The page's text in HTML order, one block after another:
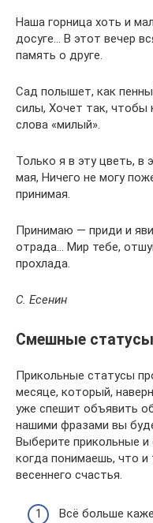
Наша горница хоть и
досуге… В этот вечер
память о друге.
Сад полышет, как
силы, Хочет так,
слова «милый».
Только я в эту цветь, в
мая, Ничего не могу
принимая.
Принимаю — приди и
отрада… Мир тебе,
прохлада.
С. Есенин
Смешные
Прикольные статусы
месяце, который,
уже спешит объявить
нашими фразами вы
Выберите прикольные
когда понимаешь, что и
весеннего счастья.
Всё больше